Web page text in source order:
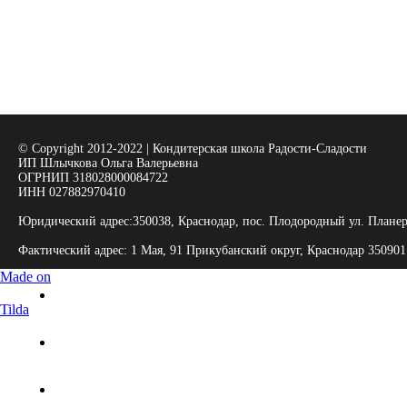
© Copyright 2012-2022 | Кондитерская школа Радости-Сладости
ИП Шлычкова Ольга Валерьевна
ОГРНИП 318028000084722
ИНН 027882970410
Юридический адрес:350038, Краснодар, пос. Плодородный ул.
Фактический адрес: 1 Мая, 91 ​Прикубанский округ, Краснодар​ 350901
Made on
Tilda